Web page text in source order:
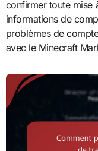
confirmer toute mise
informations de
problèmes de
avec le Minecraft